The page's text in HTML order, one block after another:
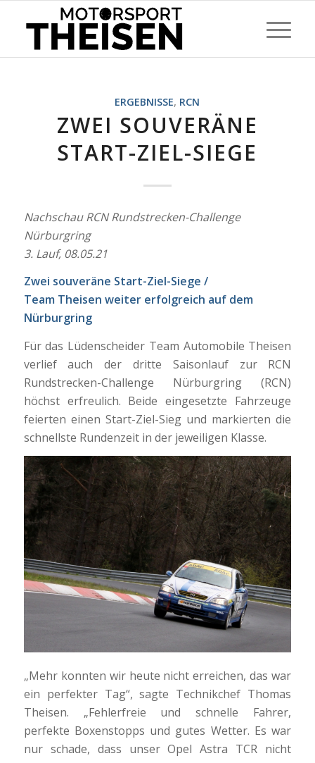
ERGEBNISSE, RCN
ZWEI SOUVERÄNE
START-ZIEL-SIEGE
Nachschau RCN Rundstrecken-Challenge
Nürburgring
3. Lauf, 08.05.21
Zwei souveräne Start-Ziel-Siege /
Team Theisen weiter erfolgreich auf dem
Nürburgring
Für das Lüdenscheider Team Automobile Theisen
verlief auch der dritte Saisonlauf zur RCN
Rundstrecken-Challenge Nürburgring (RCN)
höchst erfreulich. Beide eingesetzte Fahrzeuge
feierten einen Start-Ziel-Sieg und markierten die
schnellste Rundenzeit in der jeweiligen Klasse.
„Mehr konnten wir heute nicht erreichen, das war
ein perfekter Tag“, sagte Technikchef Thomas
Theisen. „Fehlerfreie und schnelle Fahrer,
perfekte Boxenstopps und gutes Wetter. Es war
nur schade, dass unser Opel Astra TCR nicht